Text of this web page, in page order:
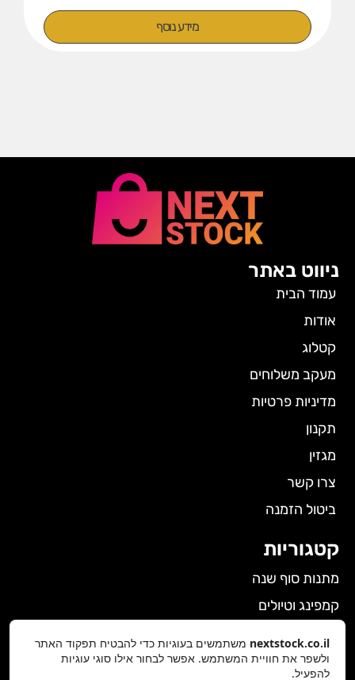
מידע נוסף
ניווט באתר
עמוד הבית
אודות
קטלוג
מעקב משלוחים
מדיניות פרטיות
תקנון
מגזין
צרו קשר
ביטול הזמנה
קטגוריות
מתנות סוף שנה
קמפינג וטיולים
גאדג'טים
nextstock.co.il משתמשים בעוגיות כדי להבטיח תפקוד האתר
ולשפר את חוויית המשתמש. אפשר לבחור אילו סוגי עוגיות
להפעיל.